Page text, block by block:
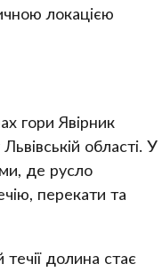
локацією
гори Явірник
області. У
де русло
перекати та
долина стає